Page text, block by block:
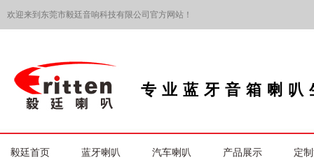
欢迎来到东莞市毅廷音响科技有限公司官方网站！
专业蓝牙音箱喇叭
毅廷首页 蓝牙喇叭 汽车喇叭 产品展示 定